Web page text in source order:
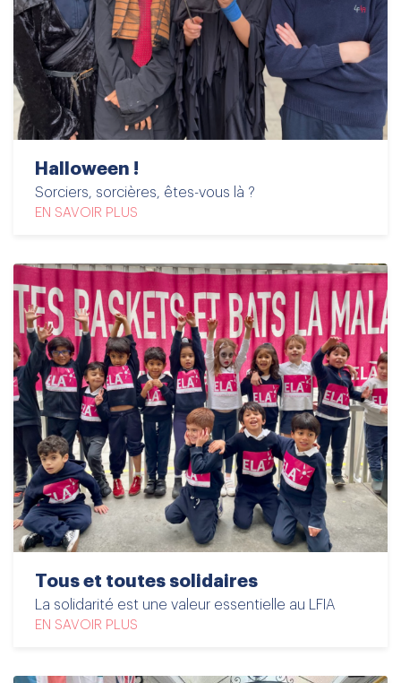
Halloween !
Sorciers, sorcières, êtes-vous là ?
EN SAVOIR PLUS
Tous et toutes solidaires
La solidarité est une valeur essentielle au LFIA
EN SAVOIR PLUS